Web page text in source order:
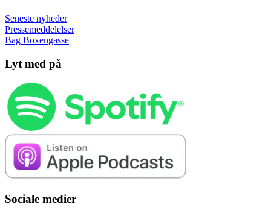
Seneste nyheder
Pressemeddelelser
Bag Boxengasse
Lyt med på
Sociale medier